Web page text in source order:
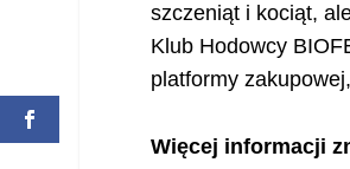
szczeniąt i kociąt,
Klub Hodowcy
platformy
Więcej informacji